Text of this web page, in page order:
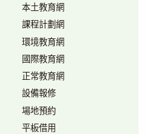
本土教育網
課程計劃網
環境教育網
國際教育網
正常教育網
設備報修
場地預約
平板借用